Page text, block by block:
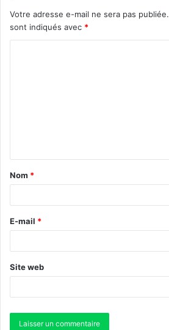
Votre adresse e-mail ne sera pas publiée.
sont indiqués avec *
Nom *
E-mail *
Site web